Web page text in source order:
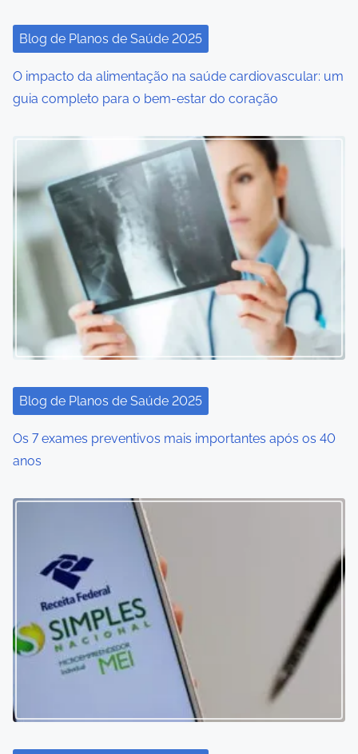
i
o
n
Blog de Planos de Saúde 2025
O impacto da alimentação na saúde cardiovascular: um
guia completo para o bem-estar do coração
Blog de Planos de Saúde 2025
Os 7 exames preventivos mais importantes após os 40
anos